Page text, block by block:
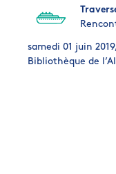
samedi 01 juin
Bibliothèque de